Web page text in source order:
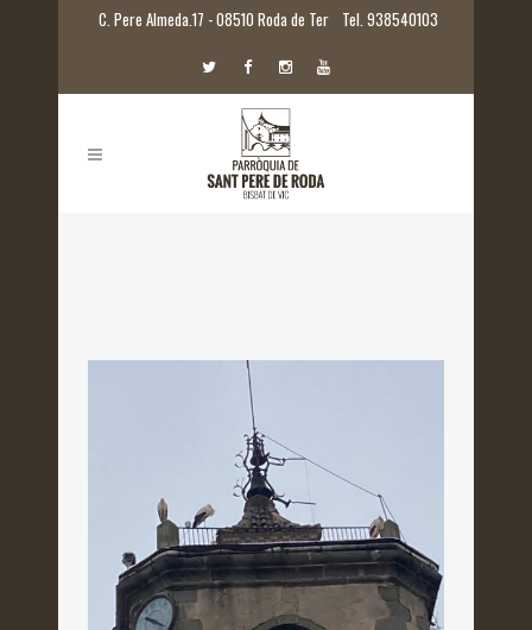
C. Pere Almeda.17 - 08510 Roda de Ter Tel. 938540103